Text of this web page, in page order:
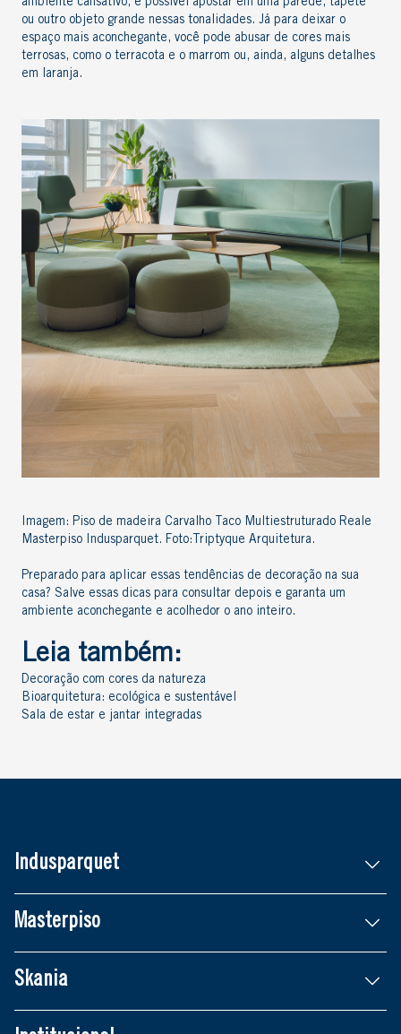
ambiente cansativo, é possível apostar em uma parede, tapete
ou outro objeto grande nessas tonalidades. Já para deixar o
espaço mais aconchegante, você pode abusar de cores mais
terrosas, como o terracota e o marrom ou, ainda, alguns detalhes
em laranja.
Imagem: Piso de madeira Carvalho Taco Multiestruturado Reale
Masterpiso Indusparquet. Foto:Triptyque Arquitetura.
Preparado para aplicar essas tendências de decoração na sua
casa? Salve essas dicas para consultar depois e garanta um
ambiente aconchegante e acolhedor o ano inteiro.
Leia também:
Decoração com cores da natureza
Bioarquitetura: ecológica e sustentável
Sala de estar e jantar integradas
Indusparquet
Masterpiso
Skania